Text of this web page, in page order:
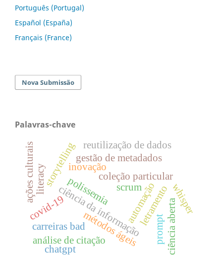
Português (Portugal)
Español (España)
Français (France)
Nova Submissão
Palavras-chave
automação
coleção particular
inovação
storytelling
ciência da informação
métodos ágeis
scrumletramento
literacy polissemia
ciência aberta
gestão de metadados
reutilização de dados
carreiras bad
covid-19
análise de citação
chatgpt
whisper
prompt
ações culturais